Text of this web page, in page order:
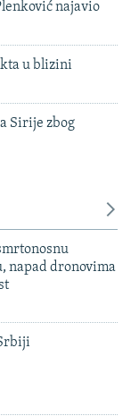
najavio
u blizini
Sirije zbog
napad dronovima